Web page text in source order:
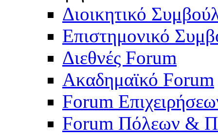
Διοικητικό
Επιστημονικό
Διεθνές Forum
Ακαδημαϊκό Forum
Forum
Forum Πόλεων &